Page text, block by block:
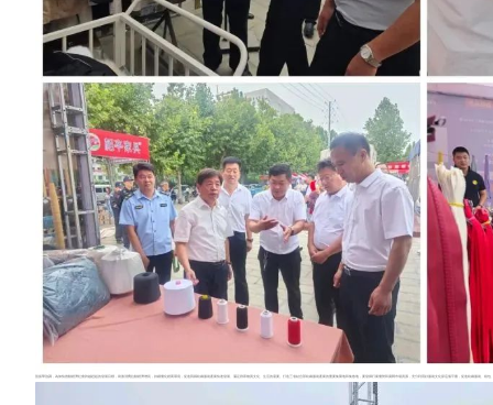
苗振華強調，為加快推動經濟社會跨越趕超的發展目標，刺激消費拉動經濟增長，持續優化經商環境，促進我縣紡織服裝產業快速發展、滿足群眾物質文化、生活的需要。打造三省結合部紡織服裝產業的重要集聚地和集散地，要發揮行業優勢和廣闊市場資源，充分利用好服裝文化節這個平臺，促進紡織服裝、箱